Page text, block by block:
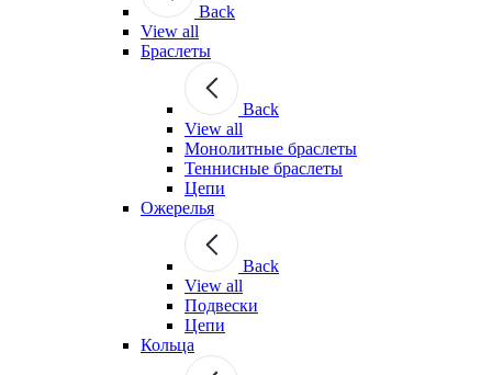
Back
View all
Браслеты
Back
View all
Монолитные браслеты
Теннисные браслеты
Цепи
Ожерелья
Back
View all
Подвески
Цепи
Кольца